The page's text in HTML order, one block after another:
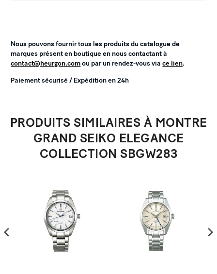
Nous pouvons fournir tous les produits du catalogue de
marques présent en boutique en nous contactant à
contact@heurgon.comou par un rendez-vous viace lien.
Paiement sécurisé / Expédition en 24h
PRODUITS SIMILAIRES À MONTRE
GRAND SEIKO ELEGANCE
COLLECTION SBGW283